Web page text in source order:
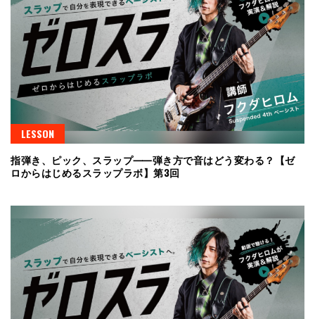
LESSON
指弾き、ピック、スラップ⸺弾き方で音はどう変わる？【ゼ
ロからはじめるスラップラボ】第3回